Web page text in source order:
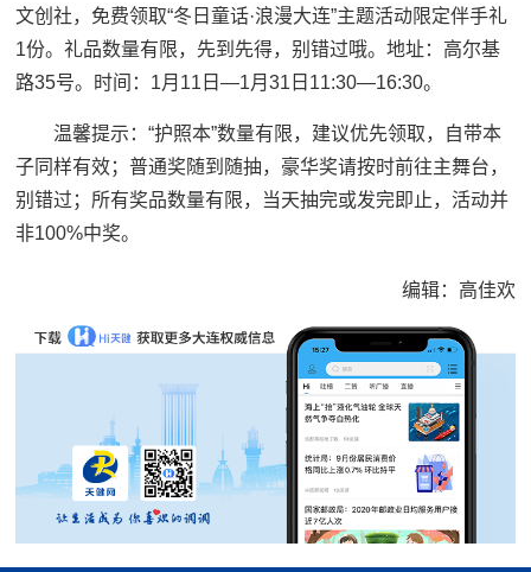
文创社，免费领取“冬日童话·浪漫大连”主题活动限定伴手礼
1份。礼品数量有限，先到先得，别错过哦。地址：高尔基
路35号。时间：1月11日—1月31日11:30—16:30。
温馨提示：“护照本”数量有限，建议优先领取，自带本
子同样有效；普通奖随到随抽，豪华奖请按时前往主舞台，
别错过；所有奖品数量有限，当天抽完或发完即止，活动并
非100%中奖。
编辑：高佳欢